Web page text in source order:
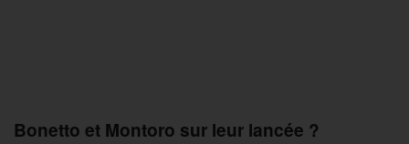
Bonetto et Montoro sur leur lancée ?